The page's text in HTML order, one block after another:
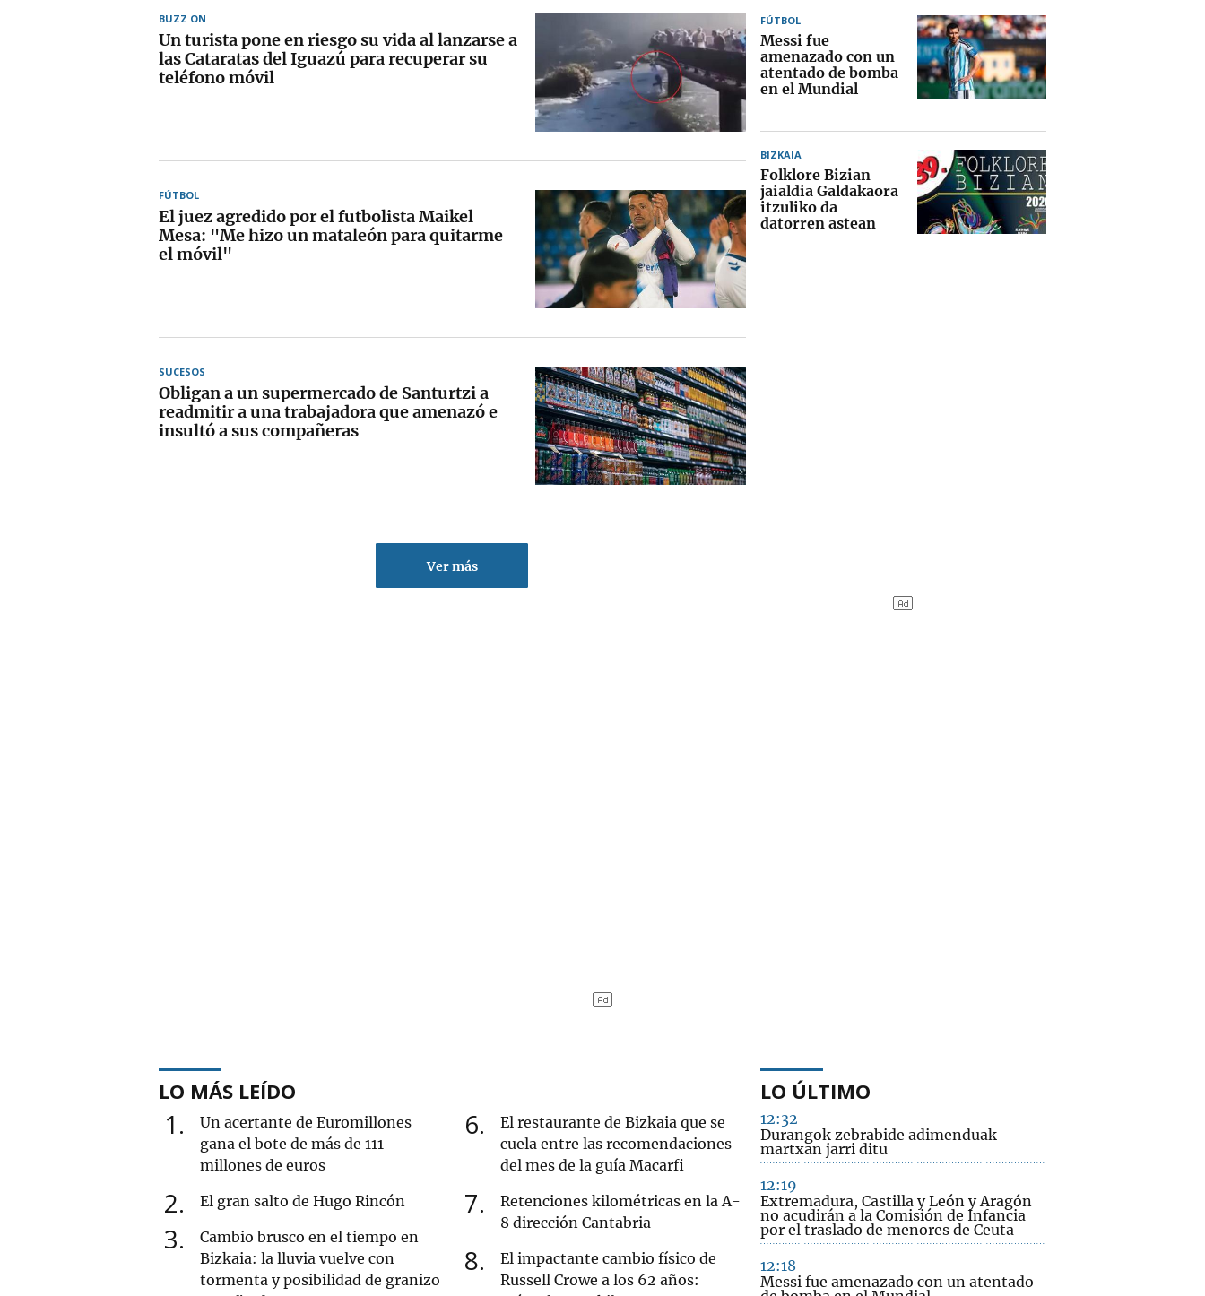
BUZZ ON
Un turista pone en riesgo su vida al lanzarse a
las Cataratas del Iguazú para recuperar su
teléfono móvil
FÚTBOL
El juez agredido por el futbolista Maikel
Mesa: "Me hizo un mataleón para quitarme
el móvil"
SUCESOS
Obligan a un supermercado de Santurtzi a
readmitir a una trabajadora que amenazó e
insultó a sus compañeras
Ver más
FÚTBOL
Messi fue
amenazado con un
atentado de bomba
en el Mundial
BIZKAIA
Folklore Bizian
jaialdia Galdakaora
itzuliko da
datorren astean
LO MÁS LEÍDO
1
Un acertante de Euromillones
gana el bote de más de 111
millones de euros
2 El gran salto de Hugo Rincón
3
Cambio brusco en el tiempo en
Bizkaia: la lluvia vuelve con
tormenta y posibilidad de granizo
6
El restaurante de Bizkaia que se
cuela entre las recomendaciones
del mes de la guía Macarfi
7
Retenciones kilométricas en la A-
8 dirección Cantabria
8
El impactante cambio físico de
Russell Crowe a los 62 años:
LO ÚLTIMO
12:32
Durangok zebrabide adimenduak
martxan jarri ditu
12:19
Extremadura, Castilla y León y Aragón
no acudirán a la Comisión de Infancia
por el traslado de menores de Ceuta
12:18
Messi fue amenazado con un atentado